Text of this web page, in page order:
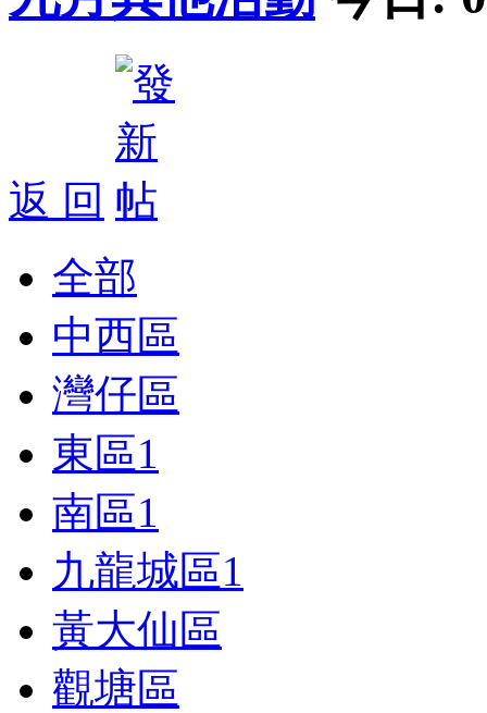
返 回
全部
中西區
灣仔區
東區1
南區1
九龍城區1
黃大仙區
觀塘區